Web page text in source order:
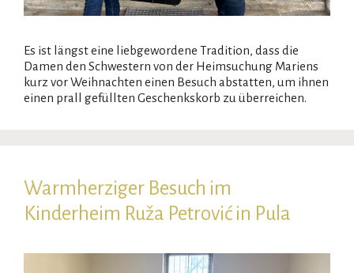
Es ist längst eine liebgewordene Tradition, dass die
Damen den Schwestern von der Heimsuchung Mariens
kurz vor Weihnachten einen Besuch abstatten, um ihnen
einen prall gefüllten Geschenkskorb zu überreichen.
Warmherziger Besuch im
Kinderheim Ruža Petrović in Pula